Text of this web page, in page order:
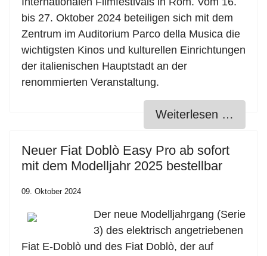
bis 27. Oktober 2024 beteiligen sich mit dem
Zentrum im Auditorium Parco della Musica die
wichtigsten Kinos und kulturellen Einrichtungen
der italienischen Hauptstadt an der
renommierten Veranstaltung.
Weiterlesen …
Neuer Fiat Doblò Easy Pro ab sofort
mit dem Modelljahr 2025 bestellbar
09. Oktober 2024
Der neue Modelljahrgang (Serie
3) des elektrisch angetriebenen
Fiat E-Doblò und des Fiat Doblò, der auf